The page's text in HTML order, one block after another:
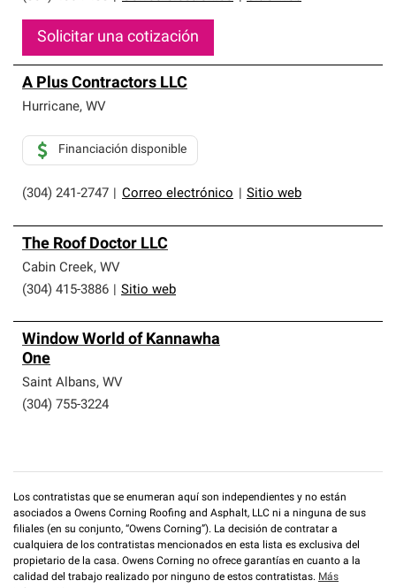
Solicitar una cotización
A Plus Contractors LLC
Hurricane, WV
(304) 241-2747 Correo electrónico Sitio web
Financiación disponible
The Roof Doctor LLC
Cabin Creek, WV
(304) 415-3886
Sitio web
Window World of Kannawha
One
Saint Albans, WV
(304) 755-3224
Los contratistas que se enumeran aquí son independientes y no están
asociados a Owens Corning Roofing and Asphalt, LLC ni a ninguna de sus
filiales (en su conjunto, “Owens Corning”). La decisión de contratar a
cualquiera de los contratistas mencionados en esta lista es exclusiva del
propietario de la casa. Owens Corning no ofrece garantías en cuanto a la
calidad del trabajo realizado por ninguno de estos contratistas. Más